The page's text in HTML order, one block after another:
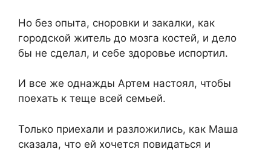
Но без опыта, сноровки и закалки, как
городской житель до мозга костей, и дело
бы не сделал, и себе здоровье испортил.
И все же однажды Артем настоял, чтобы
поехать к теще всей семьей.
Только приехали и разложились, как Маша
сказала, что ей хочется повидаться и